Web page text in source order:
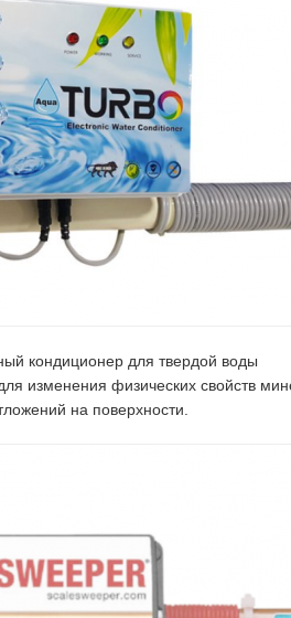
кондиционер для твердой воды
изменения физических свойств
на поверхности.